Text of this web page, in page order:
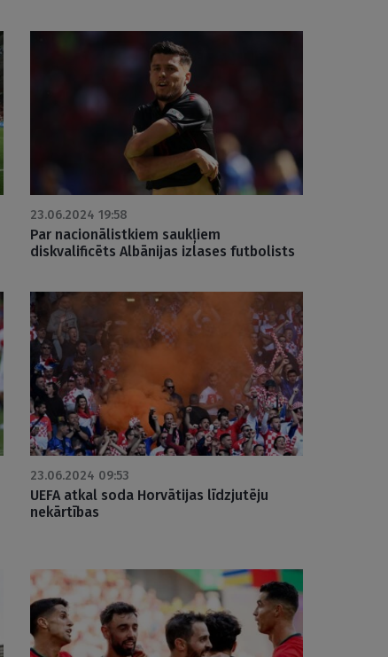
23.06.2024 19:58
Par nacionālistkiem saukļiem
diskvalificēts Albānijas izlases futbolists
23.06.2024 09:53
UEFA atkal soda Horvātijas līdzjutēju
nekārtības